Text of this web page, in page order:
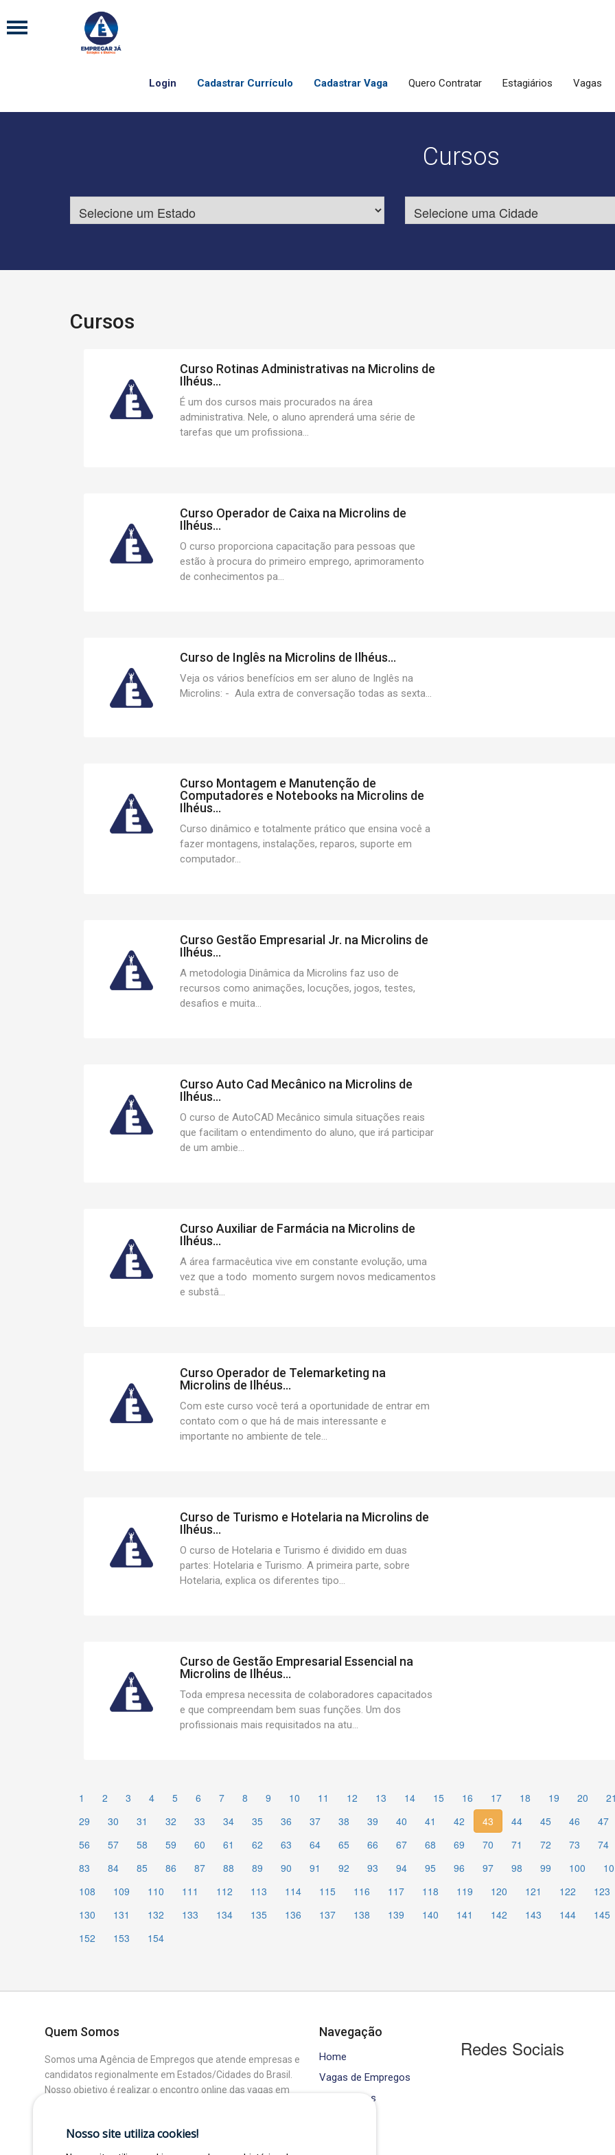
Login Cadastrar Currículo Cadastrar Vaga Quero Contratar Estagiários Vagas
Cursos
Cursos
Curso Rotinas Administrativas na Microlins de
Ilhéus...
É um dos cursos mais procurados na área
administrativa. Nele, o aluno aprenderá uma série de
tarefas que um profissiona...
Curso Operador de Caixa na Microlins de
Ilhéus...
O curso proporciona capacitação para pessoas que
estão à procura do primeiro emprego, aprimoramento
de conhecimentos pa...
Curso de Inglês na Microlins de Ilhéus...
Veja os vários benefícios em ser aluno de Inglês na
Microlins: - Aula extra de conversação todas as sexta...
Curso Montagem e Manutenção de
Computadores e Notebooks na Microlins de
Ilhéus...
Curso dinâmico e totalmente prático que ensina você a
fazer montagens, instalações, reparos, suporte em
computador...
Curso Gestão Empresarial Jr. na Microlins de
Ilhéus...
A metodologia Dinâmica da Microlins faz uso de
recursos como animações, locuções, jogos, testes,
desafios e muita...
Curso Auto Cad Mecânico na Microlins de
Ilhéus...
O curso de AutoCAD Mecânico simula situações reais
que facilitam o entendimento do aluno, que irá participar
de um ambie...
Curso Auxiliar de Farmácia na Microlins de
Ilhéus...
A área farmacêutica vive em constante evolução, uma
vez que a todo momento surgem novos medicamentos
e substâ...
Curso Operador de Telemarketing na
Microlins de Ilhéus...
Com este curso você terá a oportunidade de entrar em
contato com o que há de mais interessante e
importante no ambiente de tele...
Curso de Turismo e Hotelaria na Microlins de
Ilhéus...
O curso de Hotelaria e Turismo é dividido em duas
partes: Hotelaria e Turismo. A primeira parte, sobre
Hotelaria, explica os diferentes tipo...
Curso de Gestão Empresarial Essencial na
Microlins de Ilhéus...
Toda empresa necessita de colaboradores capacitados
e que compreendam bem suas funções. Um dos
profissionais mais requisitados na atu...
1 2 3 4 5 6 7 8 9 10 11 12 13 14 15 16 17 18 19 20 21
29
30 31 32 33 34 35 36 37 38 39 40 41 42 43 44 45 46 47
56
57 58 59 60 61 62 63 64 65 66 67 68 69 70 71 72 73 74
83
84 85 86 87 88 89 90 91 92 93 94 95 96 97 98 99 100
108
109 110 111 112 113 114 115 116 117 118 119 120 121 122 123
130
131 132 133 134 135 136 137 138 139 140 141 142 143 144 145
152
153 154
Quem Somos
Somos uma Agência de Empregos que atende empresas e
candidatos regionalmente em Estados/Cidades do Brasil.
Nosso objetivo é realizar o encontro online das vagas em
Navegação
Home
Vagas de Empregos
Contratados
Redes Sociais
Nosso site utiliza cookies!